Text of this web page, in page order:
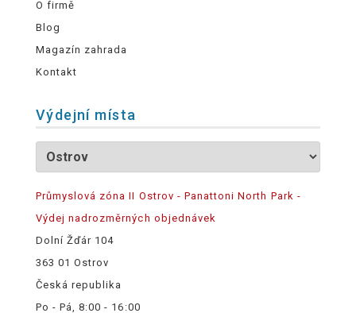
O firmě
Blog
Magazín zahrada
Kontakt
Výdejní místa
Průmyslová zóna II Ostrov - Panattoni North Park -
Výdej nadrozměrných objednávek
Dolní Žďár 104
363 01 Ostrov
Česká republika
Po - Pá, 8:00 - 16:00